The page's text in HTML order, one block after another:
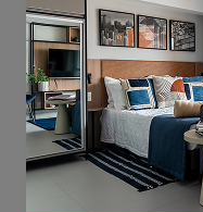
Aluguel R$ 16.192
Total R$ 22.464
Similar a sua busca
Baixou o preço